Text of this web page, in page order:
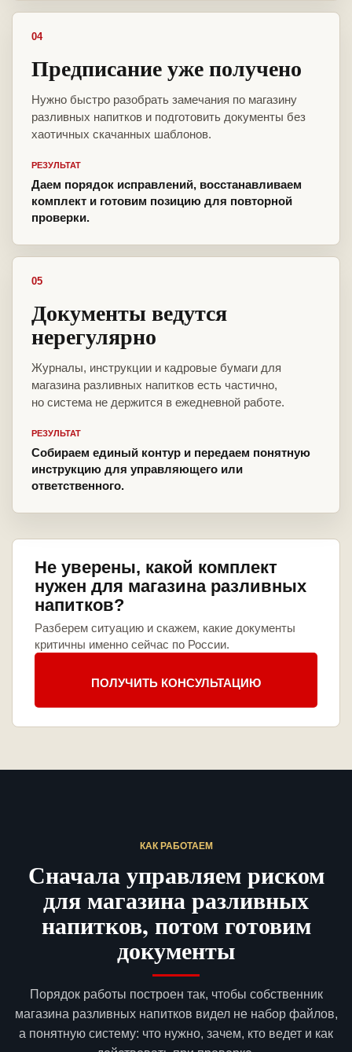
04
Предписание уже получено
Нужно быстро разобрать замечания по магазину
разливных напитков и подготовить документы без
хаотичных скачанных шаблонов.
РЕЗУЛЬТАТ
Даем порядок исправлений, восстанавливаем
комплект и готовим позицию для повторной
проверки.
05
Документы ведутся
нерегулярно
Журналы, инструкции и кадровые бумаги для
магазина разливных напитков есть частично,
но система не держится в ежедневной работе.
РЕЗУЛЬТАТ
Собираем единый контур и передаем понятную
инструкцию для управляющего или
ответственного.
Не уверены, какой комплект
нужен для магазина разливных
напитков?
Разберем ситуацию и скажем, какие документы
критичны именно сейчас по России.
ПОЛУЧИТЬ КОНСУЛЬТАЦИЮ
КАК РАБОТАЕМ
Сначала управляем риском
для магазина разливных
напитков, потом готовим
документы
Порядок работы построен так, чтобы собственник
магазина разливных напитков видел не набор файлов,
а понятную систему: что нужно, зачем, кто ведет и как